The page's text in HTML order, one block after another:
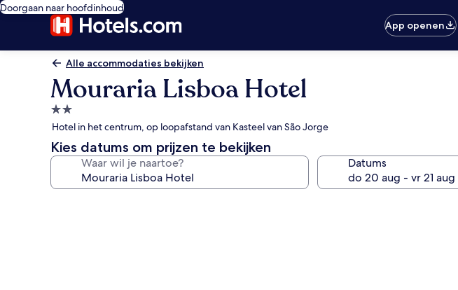
Doorgaan naar hoofdinhoud
App openen
Alle accommodaties bekijken
Mouraria Lisboa Hotel
2.0-
sterrenaccommodatie
Hotel in het centrum, op loopafstand van Kasteel van São Jorge
Kies datums om prijzen te bekijken
Waar wil je naartoe? Datums